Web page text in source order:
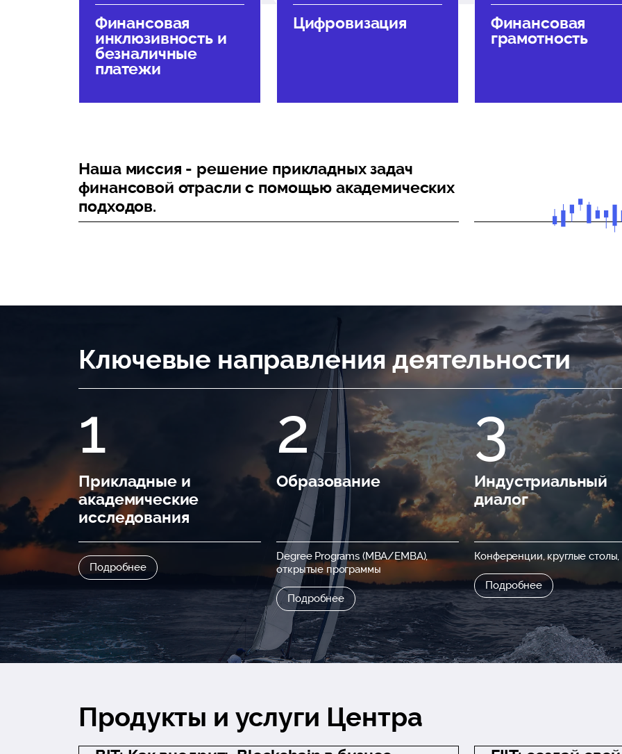
Финансовая
инклюзивность и
безналичные
платежи
Цифровизация
Финансовая
грамотность
Наша миссия - решение прикладных задач
финансовой отрасли с помощью академических
подходов.
Ключевые направления деятельности
1
Прикладные и
академические
исследования
Подробнее
2
Образование
Degree Programs (MBA/EMBA),
открытые программы
Подробнее
3
Индустриальный
диалог
Конференции, круглые
Подробнее
Продукты и услуги Центра